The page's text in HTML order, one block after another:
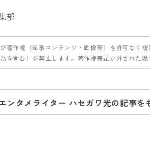
部
著作権（記事コンテンツ・画像等）を許可なく
を含む）を禁止します。著作権表記が外された場
ンタメライター ハセガワ光の記事を